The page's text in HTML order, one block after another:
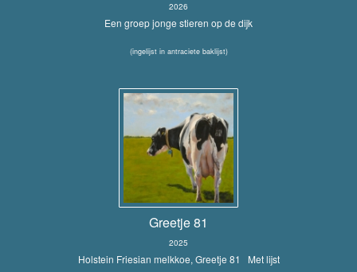
2026
Een groep jonge stieren op de dijk
(ingelijst in antraciete baklijst)
Greetje 81
2025
Holstein Friesian melkkoe, Greetje 81 Met lijst